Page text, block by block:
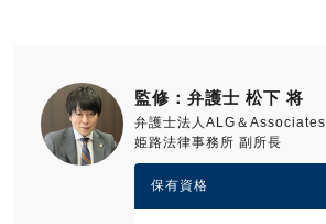
監修：弁護士 松下 将
弁護士法人ALG＆Associates
姫路法律事務所 副所長
保有資格